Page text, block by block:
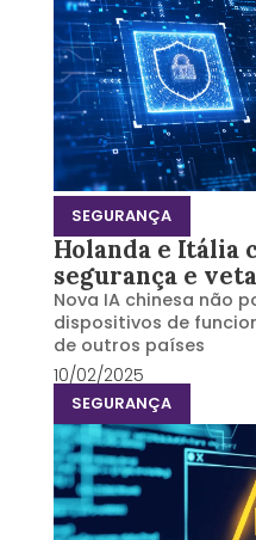
SEGURANÇA
Holanda e Itália
segurança e
Nova IA chinesa não
dispositivos de
de outros países
10/02/2025
SEGURANÇA